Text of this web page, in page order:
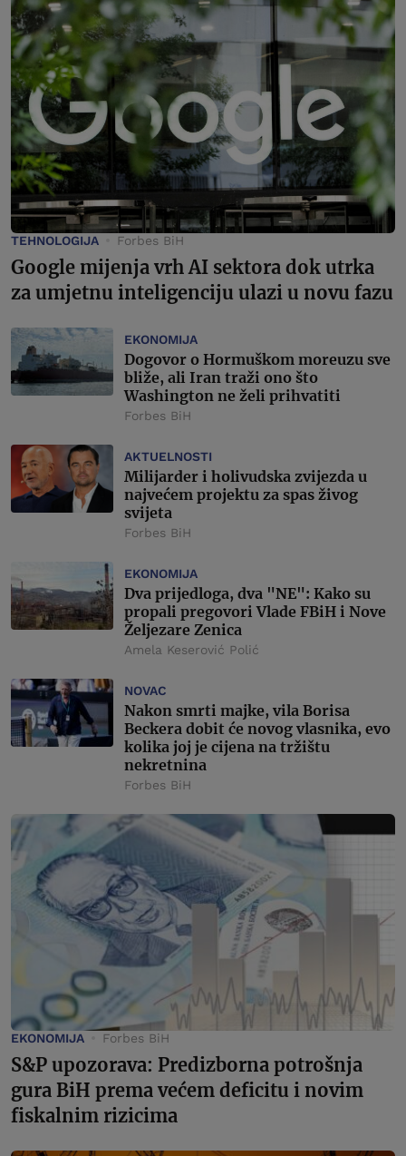
TEHNOLOGIJA Forbes BiH
Google mijenja vrh AI sektora dok utrka
za umjetnu inteligenciju ulazi u novu fazu
EKONOMIJA
Dogovor o Hormuškom moreuzu sve
bliže, ali Iran traži ono što
Washington ne želi prihvatiti
Forbes BiH
AKTUELNOSTI
Milijarder i holivudska zvijezda u
najvećem projektu za spas živog
svijeta
Forbes BiH
EKONOMIJA
Dva prijedloga, dva "NE": Kako su
propali pregovori Vlade FBiH i Nove
Željezare Zenica
Amela Keserović Polić
NOVAC
Nakon smrti majke, vila Borisa
Beckera dobit će novog vlasnika, evo
kolika joj je cijena na tržištu
nekretnina
Forbes BiH
EKONOMIJA Forbes BiH
S&P upozorava: Predizborna potrošnja
gura BiH prema većem deficitu i novim
fiskalnim rizicima